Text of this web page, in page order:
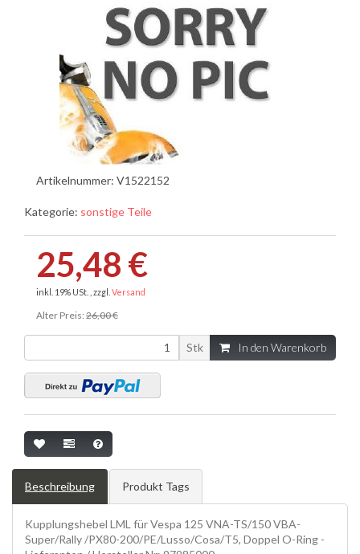
Artikelnummer: V1522152
Kategorie: sonstige Teile
25,48 €
inkl. 19% USt. , zzgl. Versand
Alter Preis: 26,00 €
Stk In den Warenkorb
Beschreibung Produkt Tags
Kupplungshebel LML für Vespa 125 VNA-TS/150 VBA-
Super/Rally /PX80-200/PE/Lusso/Cosa/T5, Doppel O-Ring -